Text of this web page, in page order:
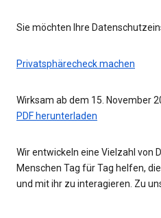
Sie möchten Ihre
Privatsphärecheck machen
Wirksam ab dem 15. November
PDF herunterladen
Wir entwickeln eine Vielzahl von
Menschen Tag für Tag helfen,
und mit ihr zu interagieren. Zu